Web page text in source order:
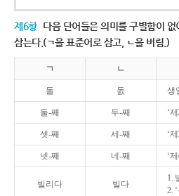
제6항 다음 단어들은 의미를 구별함이
삼는다.(ㄱ을 표준어로 삼고, ㄴ을 버림.)
ㄱ ㄴ
돌 돐 생
둘-째 두-째 ‘
셋-째 세-째 ‘
넷-째 네-째 ‘
빌리다 빌다
1.
2.